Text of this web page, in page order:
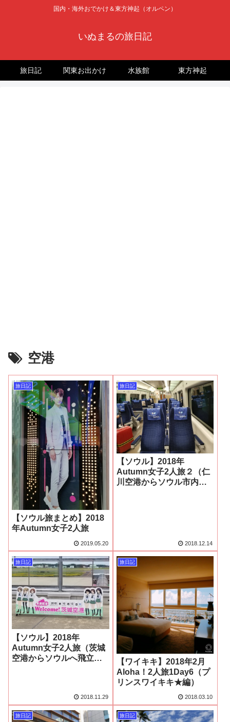
国内・海外おでかけ＆東方神起（オルペン）
いぬまるの旅日記
旅日記 関東お出かけ 水族館 東方神起
空港
旅日記
【ソウル旅まとめ】2018
年Autumn女子2人旅
2019.05.20
旅日記
【ソウル】2018年
Autumn女子2人旅２（仁
川空港からソウル市内
2018.12.14
旅日記
【ソウル】2018年
Autumn女子2人旅（茨城
空港からソウルへ飛立
2018.11.29
旅日記
【ワイキキ】2018年2月
Aloha！2人旅1Day6（プ
リンスワイキキ★編）
2018.03.10
旅日記 旅日記